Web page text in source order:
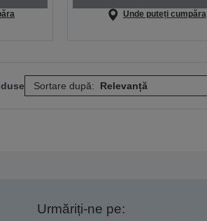
Unde puteți cumpăra
Sortare după:
Urmăriți-ne pe: